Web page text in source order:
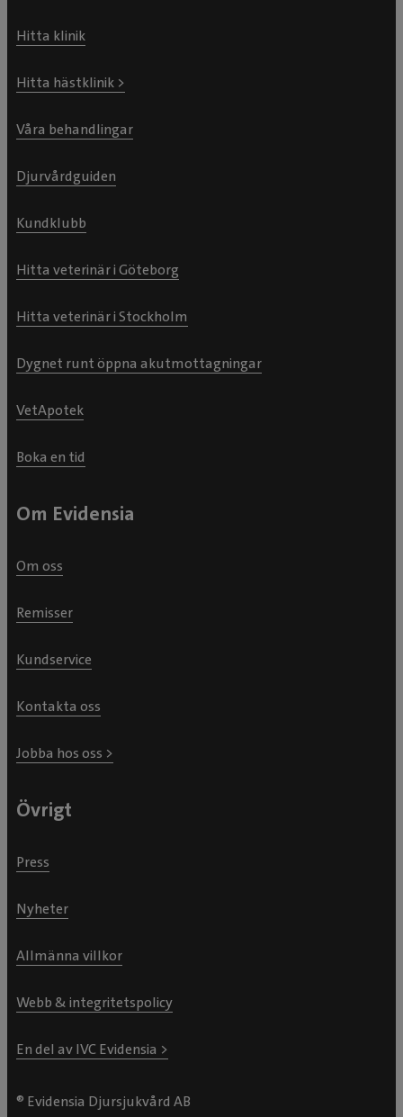
Hitta klinik
Hitta hästklinik >
Våra behandlingar
Djurvårdguiden
Kundklubb
Hitta veterinär i Göteborg
Hitta veterinär i Stockholm
Dygnet runt öppna akutmottagningar
VetApotek
Boka en tid
Om Evidensia
Om oss
Remisser
Kundservice
Kontakta oss
Jobba hos oss >
Övrigt
Press
Nyheter
Allmänna villkor
Webb & integritetspolicy
En del av IVC Evidensia >
® Evidensia Djursjukvård AB